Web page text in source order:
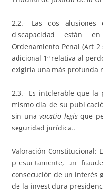
2.2.- Las dos
discapacidad están
Ordenamiento Penal (Art
adicional 1ª relativa al
exigiría una más profunda
2.3.- Es intolerable que
mismo día de su
sin unavacatio legisque
seguridad jurídica..
Valoración Constitucional:
presuntamente, un
consecución de un interés
de la investidura